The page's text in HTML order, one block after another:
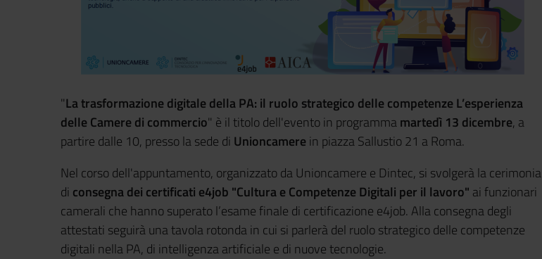
"La trasformazione digitale della PA: il ruolo strategico delle competenze L’esperienza
delle Camere di commercio" è il titolo dell'evento in programmamartedì 13 dicembre, a
partire dalle 10, presso la sede di Unioncamerein piazza Sallustio 21 a Roma.
Nel corso dell'appuntamento, organizzato da Unioncamere e Dintec, si svolgerà la cerimonia
di consegna dei certificati e4job "Cultura e Competenze Digitali per il lavoro" ai funzionari
camerali che hanno superato l’esame finale di certificazione e4job. Alla consegna degli
attestati seguirà una tavola rotonda in cui si parlerà del ruolo strategico delle competenze
digitali nella PA, di intelligenza artificiale e di nuove tecnologie.